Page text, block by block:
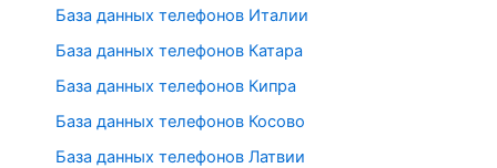
База данных телефонов Италии
База данных телефонов Катара
База данных телефонов Кипра
База данных телефонов Косово
База данных телефонов Латвии